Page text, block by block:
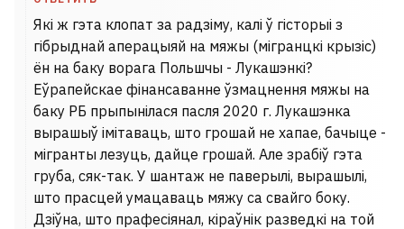
Які ж гэта клопат за радзіму, калі ў гісторыі з
гібрыднай аперацыяй на мяжы (мігранцкі крызіс)
ён на баку ворага Польшчы - Лукашэнкі?
Еўрапейскае фінансаванне ўзмацнення мяжы на
баку РБ прыпынілася пасля 2020 г. Лукашэнка
вырашыў імітаваць, што грошай не хапае, бачыце -
мігранты лезуць, дайце грошай. Але зрабіў гэта
груба, сяк-так. У шантаж не паверылі, вырашылі,
што прасцей умацаваць мяжу са свайго боку.
Дзіўна, што прафесіянал, кіраўнік разведкі на той